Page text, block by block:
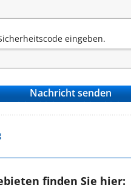
eingeben.
finden Sie hier: